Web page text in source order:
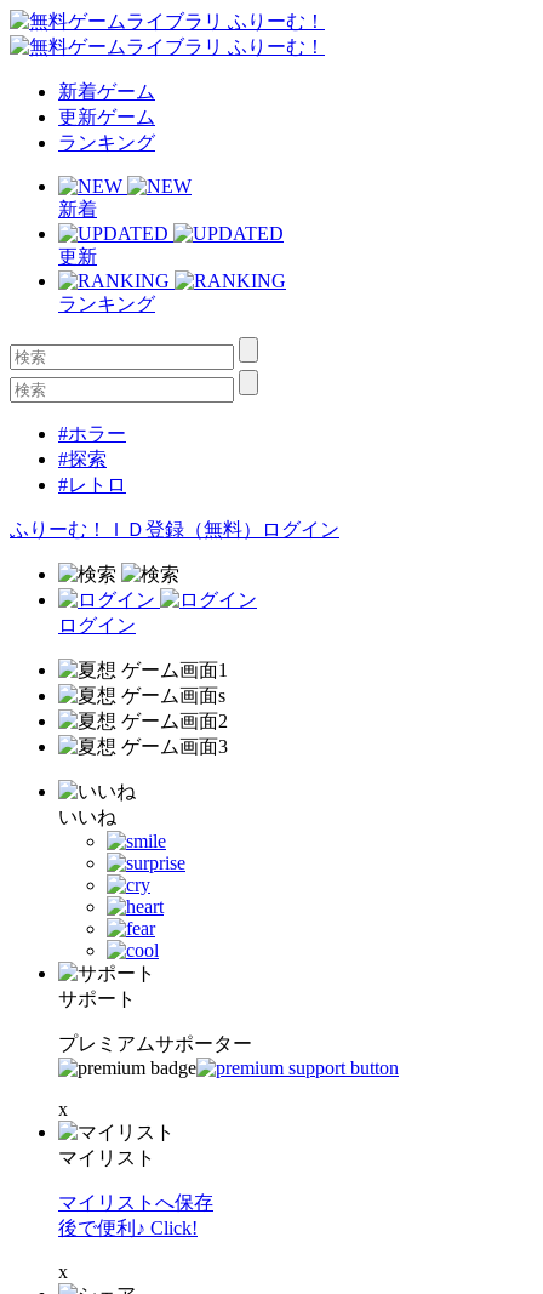
新着ゲーム
更新ゲーム
ランキング
新着
更新
ランキング
#ホラー
#探索
#レトロ
ふりーむ！ＩＤ登録（無料） ログイン
ログイン
いいね
サポート
プレミアムサポーター
x
マイリスト
マイリストへ保存
後で便利♪ Click!
x